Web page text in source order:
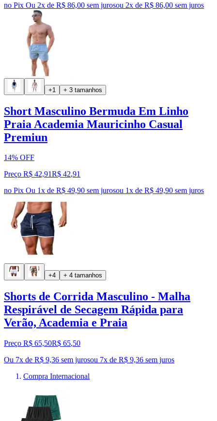
no Pix Ou 2x de R$ 86,00 sem jurosou 2x de R$ 86,00 sem juros
+1 + 3 tamanhos
Short Masculino Bermuda Em Linho
Praia Academia Mauricinho Casual
Premiun
14% OFF
Preço R$ 42,91R$ 42,91
no Pix Ou 1x de R$ 49,90 sem jurosou 1x de R$ 49,90 sem juros
+4 + 4 tamanhos
Shorts de Corrida Masculino - Malha
Respirável de Secagem Rápida para
Verão, Academia e Praia
Preço R$ 65,50R$ 65,50
Ou 7x de R$ 9,36 sem jurosou 7x de R$ 9,36 sem juros
Compra Internacional